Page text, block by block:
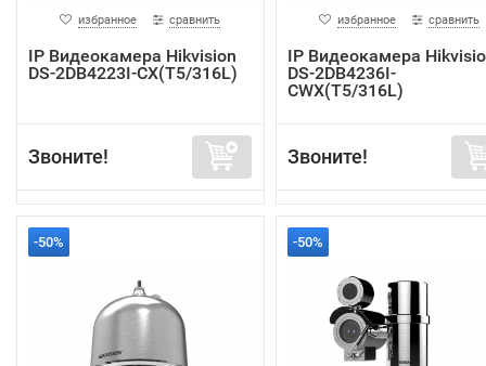
избранное сравнить
IP Видеокамера Hikvision
DS-2DB4223I-CX(T5/316L)
Звоните!
избранное сравнить
IP Видеокамера
DS-2DB4236I-
CWX(T5/316L)
Звоните!
-50% -50%